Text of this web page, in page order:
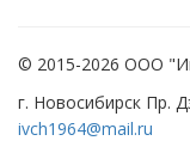
© 2015-2026 ООО
г. Новосибирск Пр.
ivch1964@mail.ru